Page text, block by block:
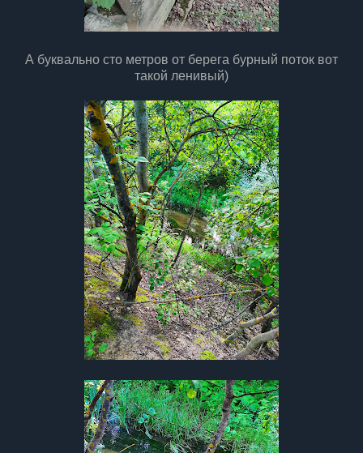
А буквально сто метров от берега бурный поток вот
такой ленивый)